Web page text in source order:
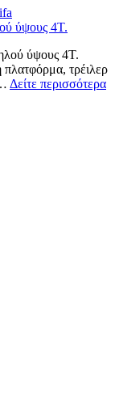
ύψους 4T.
τρέιλερ
Δείτε περισσότερα